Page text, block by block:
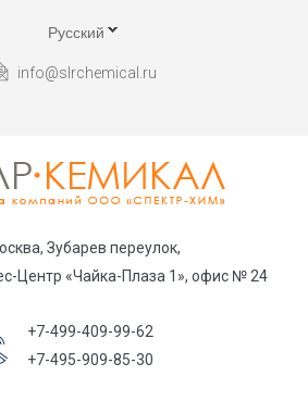
Русский
info@slrchemical.ru
Зубарев переулок,
Центр «Чайка-Плаза 1», офис № 24
+7-499-409-99-62
+7-495-909-85-30